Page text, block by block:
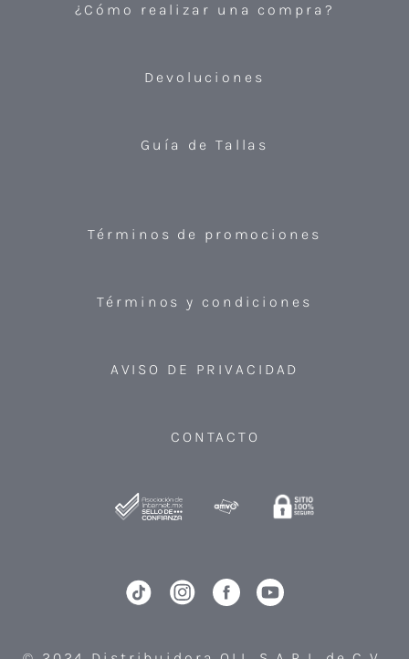
¿Cómo realizar una compra?
Devoluciones
Guía de Tallas
Términos de promociones
Términos y condiciones
AVISO DE PRIVACIDAD
CONTACTO